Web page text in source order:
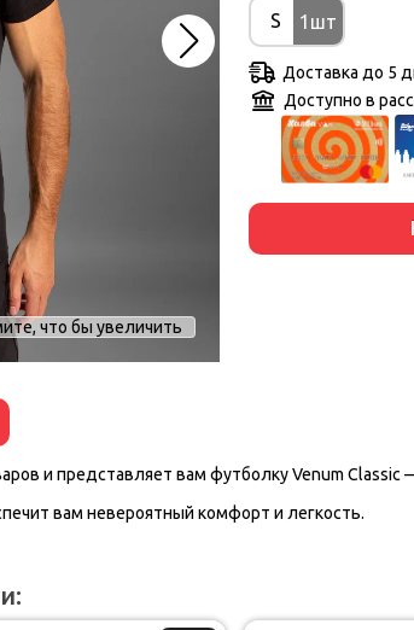
что бы увеличить
S 1шт
Доставка до 5
Доступно в
и представляет вам футболку Venum
вам невероятный комфорт и легкость.